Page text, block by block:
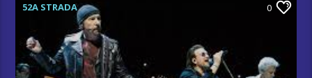
52A STRADA 0